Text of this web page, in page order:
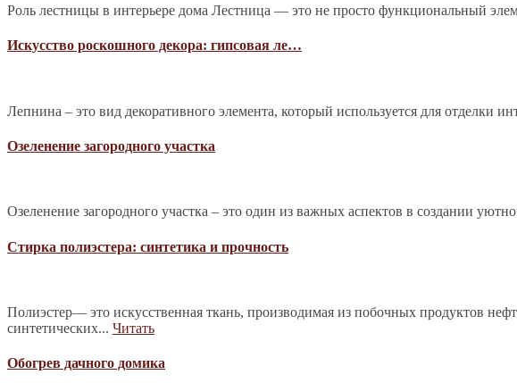
Роль лестницы в интерьере дома Лестница — это не просто функциональный
Искусство роскошного декора: гипсовая ле…
Лепнина – это вид декоративного элемента, который используется для отделки
Озеленение загородного участка
Озеленение загородного участка – это один из важных аспектов в создании
Стирка полиэстера: синтетика и прочность
Полиэстер— это искусственная ткань, производимая из побочных продуктов
синтетических... Читать
Обогрев дачного домика